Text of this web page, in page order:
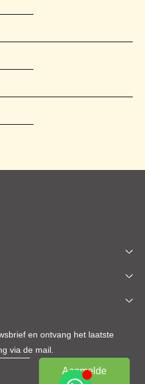
en ontvang het laatste
via de mail.